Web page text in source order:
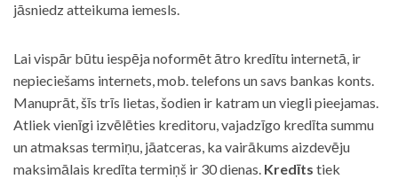
jāsniedz atteikuma iemesls.
Lai vispār būtu iespēja noformēt ātro kredītu internetā, ir
nepieciešams internets, mob. telefons un savs bankas konts.
Manuprāt, šīs trīs lietas, šodien ir katram un viegli pieejamas.
Atliek vienīgi izvēlēties kreditoru, vajadzīgo kredīta summu
un atmaksas termiņu, jāatceras, ka vairākums aizdevēju
maksimālais kredīta termiņš ir 30 dienas. Kredīts tiek